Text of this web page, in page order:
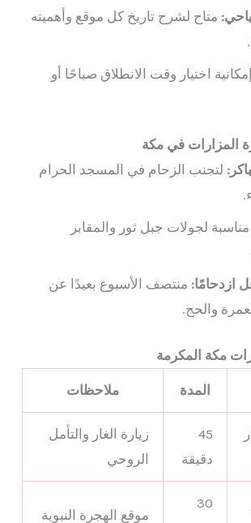
متاح لشرح تاريخ كل موقع وأهميته
إمكانية اختيار وقت الانطلاق صباحًا أو
المزارات في مكة
لتجنب الزحام في المسجد الحرام
مناسبة لجولات جبل ثور والمقابر
ازدحامًا: منتصف الأسبوع بعيدًا عن
والحج.
مكة المكرمة
المدة ملاحظات
45
دقيقة
زيارة الغار والتأمل
الروحي
30
موقع الهجرة النبوية